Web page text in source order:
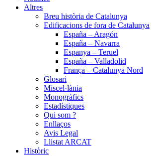
Altres
Breu història de Catalunya
Edificacions de fora de Catalunya
España – Aragón
España – Navarra
Espanya – Teruel
España – Valladolid
França – Catalunya Nord
Glosari
Miscel·lània
Monogràfics
Estadístiques
Qui som ?
Enllaços
Avis Legal
Llistat ARCAT
Històric